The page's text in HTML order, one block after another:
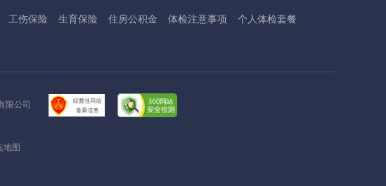
邯郸体检 衡水体检 呼和浩特体检 呼伦贝尔体检
葫芦岛体检
金华体检 景德镇体检 九江体检 吉安体检 济南体检
济宁体检
廊坊体检 临汾体检 辽阳体检 连云港体检
六盘水体检 兰州体检 陇南体检
工伤保险 生育保险 住房公积金 体检注意事项
个人体检套餐
限公司
地图